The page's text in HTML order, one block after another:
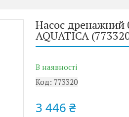
Насос дренажний
AQUATICA
В наявності
Код: 773320
3 446 ₴